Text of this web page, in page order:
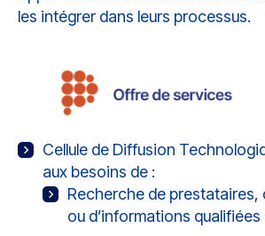
les intégrer dans leurs processus.
Cellule de Diffusion
aux besoins de :
Recherche de prestataires,
ou d’informations qualifiées